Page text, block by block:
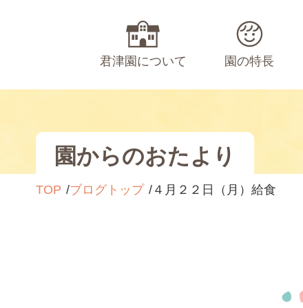
君津園について 園の特長
園からのおたより
TOP ブログトップ ４月２２日（月）給食